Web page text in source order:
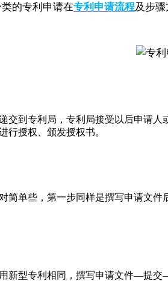
的专利申请在专利申请流程及步骤
到专利局，专利局接受以后申请人
行授权、颁发授权书。
单些，第一步同样是撰写申请文件
型专利相同，撰写申请文件—提